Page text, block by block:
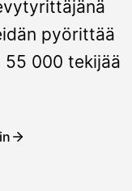
pyörittää
000 tekijää